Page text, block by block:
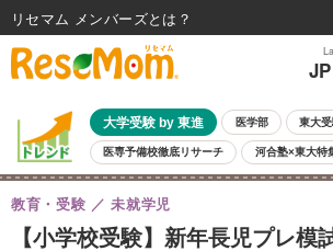
JP
大学受験 by 東進 医学部 東大
医専予備校徹底リサーチ 河合塾×東大特
親子で考える大学選び 高校受験 中学受験 小
共通テスト 夏休み
8月開催イベント・WS 全国公立高校 過去問 人気
【小学校受験】新年長児プレ
教育・受験 未就学児
リセマム メンバーズ